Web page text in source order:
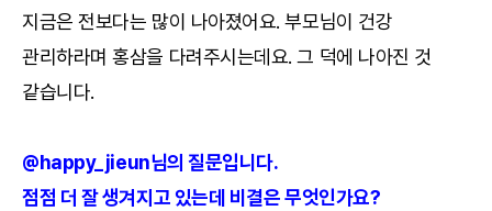
지금은 전보다는 많이 나아졌어요. 부모님이 건강
관리하라며 홍삼을 다려주시는데요. 그 덕에 나아진 것
같습니다.
@happy_jieun님의 질문입니다.
점점 더 잘 생겨지고 있는데 비결은 무엇인가요?